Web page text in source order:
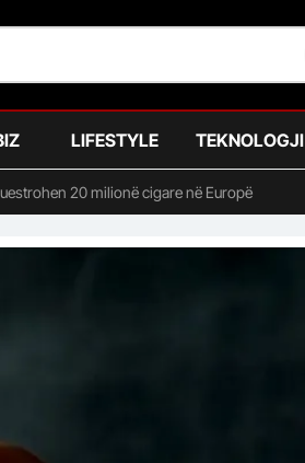
LIFESTYLE TEKNOLOGJI
20 milionë cigare në Europë